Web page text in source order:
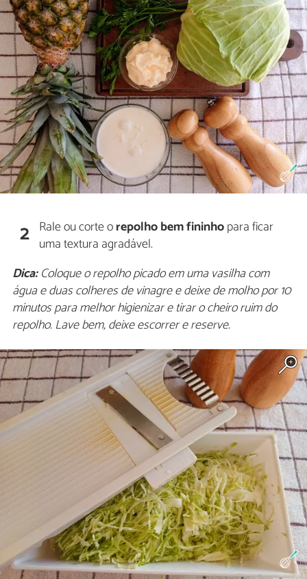
2 Rale ou corte orepolho bem fininhopara ficar
uma textura agradável.
Dica:Coloque o repolho picado em uma vasilha com
água e duas colheres de vinagre e deixe de molho por 10
minutos para melhor higienizar e tirar o cheiro ruim do
repolho. Lave bem, deixe escorrer e reserve.